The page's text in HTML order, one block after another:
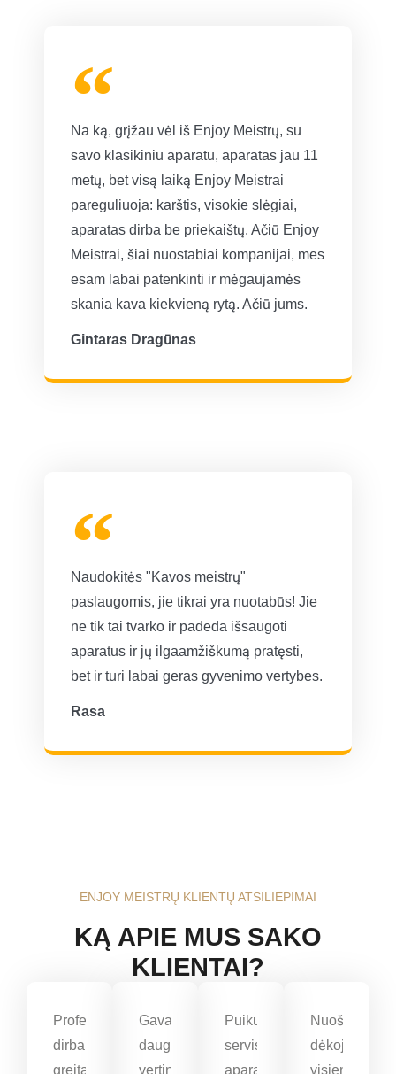
Na ką, grįžau vėl iš Enjoy Meistrų, su
savo klasikiniu aparatu, aparatas jau 11
metų, bet visą laiką Enjoy Meistrai
pareguliuoja: karštis, visokie slėgiai,
aparatas dirba be priekaištų. Ačiū Enjoy
Meistrai, šiai nuostabiai kompanijai, mes
esam labai patenkinti ir mėgaujamės
skania kava kiekvieną rytą. Ačiū jums.
Gintaras Dragūnas
Naudokitės "Kavos meistrų"
paslaugomis, jie tikrai yra nuotabūs! Jie
ne tik tai tvarko ir padeda išsaugoti
aparatus ir jų ilgaamžiškumą pratęsti,
bet ir turi labai geras gyvenimo vertybes.
Rasa
ENJOY MEISTRŲ KLIENTŲ ATSILIEPIMAI
KĄ APIE MUS SAKO
KLIENTAI?
Profesionalai
dirba
greitai,
Gavau
daug
vertingos,
Puikus
servisas,
aparatas
Nuoširdžiai
dėkojame
visiems,